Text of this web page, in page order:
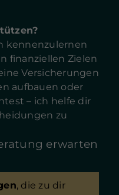
kennenzulernen
finanziellen Zielen
Versicherungen
aufbauen oder
– ich helfe dir
zu
erwarten
, die zu dir